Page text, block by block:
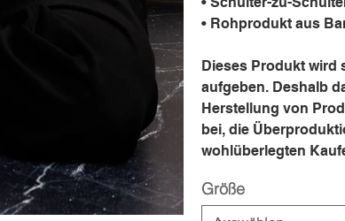
• Rohprodukt aus
Dieses Produkt wird
aufgeben. Deshalb
Herstellung von
bei, die
wohlüberlegten
Größe